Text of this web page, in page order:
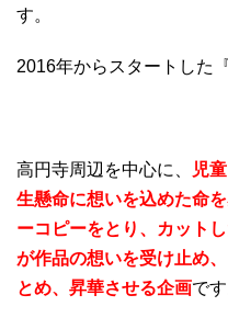
す。
2016年からスタートした
高円寺周辺を中心に、
児
生懸命に想いを込めた命
ーコピーをとり、カット
が作品の想いを受け止め
とめ、昇華させる企画です